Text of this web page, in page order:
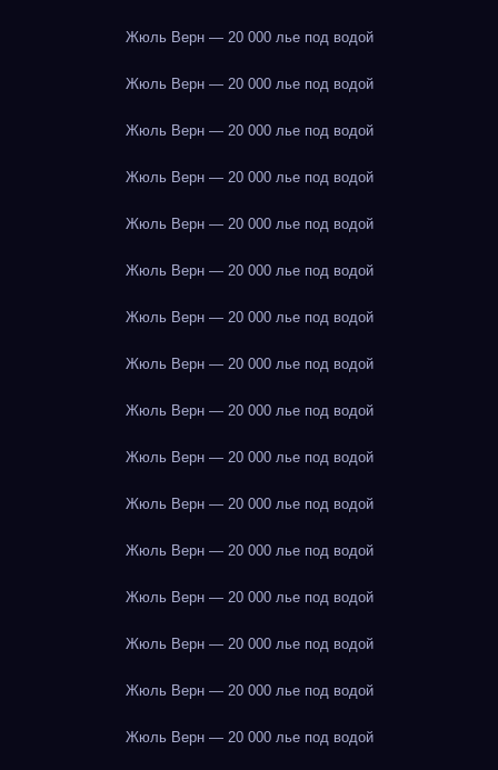
Жюль Верн — 20 000 лье под водой
Жюль Верн — 20 000 лье под водой
Жюль Верн — 20 000 лье под водой
Жюль Верн — 20 000 лье под водой
Жюль Верн — 20 000 лье под водой
Жюль Верн — 20 000 лье под водой
Жюль Верн — 20 000 лье под водой
Жюль Верн — 20 000 лье под водой
Жюль Верн — 20 000 лье под водой
Жюль Верн — 20 000 лье под водой
Жюль Верн — 20 000 лье под водой
Жюль Верн — 20 000 лье под водой
Жюль Верн — 20 000 лье под водой
Жюль Верн — 20 000 лье под водой
Жюль Верн — 20 000 лье под водой
Жюль Верн — 20 000 лье под водой